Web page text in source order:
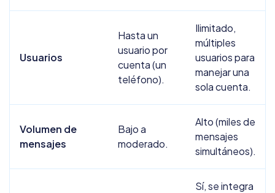
Usuarios
Hasta un
usuario por
cuenta (un
teléfono).
Ilimitado,
múltiples
usuarios para
manejar una
sola cuenta.
Volumen de
mensajes
Bajo a
moderado.
Alto (miles de
mensajes
simultáneos).
Sí, se integra